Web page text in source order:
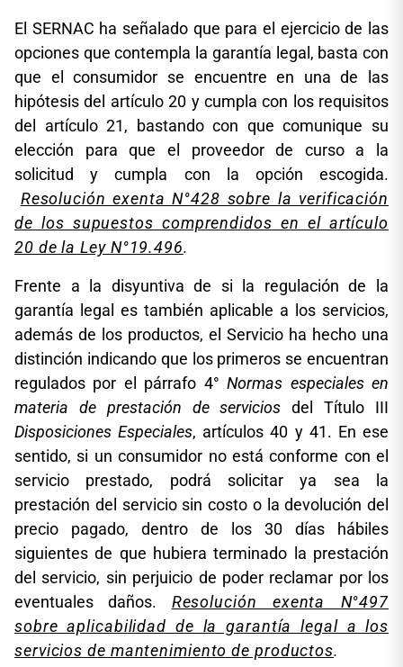
El SERNAC ha señalado que para el ejercicio de las
opciones que contempla la garantía legal, basta con
que el consumidor se encuentre en una de las
hipótesis del artículo 20 y cumpla con los requisitos
del artículo 21, bastando con que comunique su
elección para que el proveedor de curso a la
solicitud y cumpla con la opción escogida.
Resolución exenta N°428 sobre la verificación
de los supuestos comprendidos en el artículo
20 de la Ley N°19.496.
Frente a la disyuntiva de si la regulación de la
garantía legal es también aplicable a los servicios,
además de los productos, el Servicio ha hecho una
distinción indicando que los primeros se encuentran
regulados por el párrafo 4°Normas especiales en
materia de prestación de serviciosdel Título III
Disposiciones Especiales, artículos 40 y 41. En ese
sentido, si un consumidor no está conforme con el
servicio prestado, podrá solicitar ya sea la
prestación del servicio sin costo o la devolución del
precio pagado, dentro de los 30 días hábiles
siguientes de que hubiera terminado la prestación
del servicio, sin perjuicio de poder reclamar por los
eventuales daños. Resolución exenta N°497
sobre aplicabilidad de la garantía legal a los
servicios de mantenimiento de productos.